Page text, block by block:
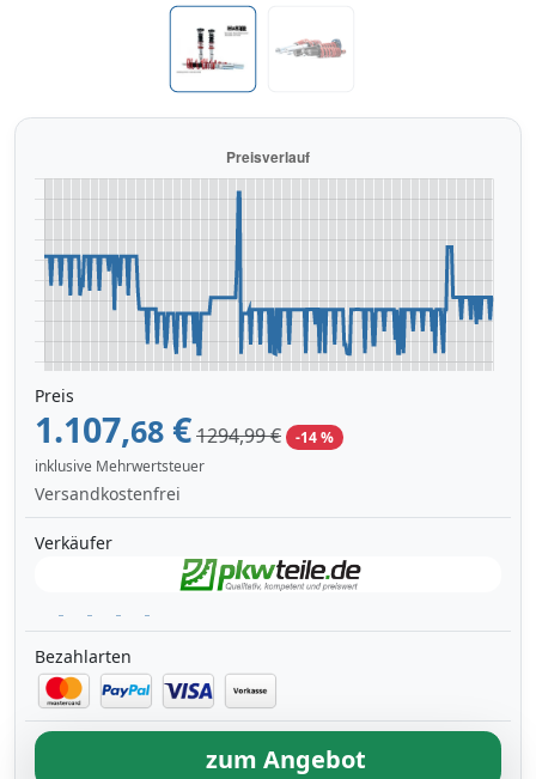
Preis
1.107,68 €1294,99 €
-14 %
inklusive Mehrwertsteuer
Versandkostenfrei
Verkäufer
Bezahlarten
zum Angebot